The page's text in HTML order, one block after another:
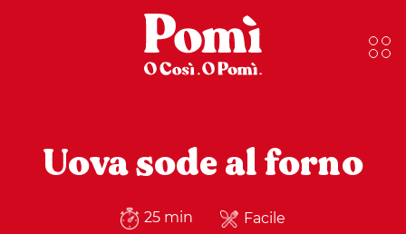
Uova sode al forno
25 min Facile